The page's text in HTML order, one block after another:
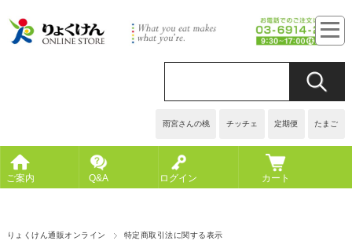
雨宮さんの桃 チッチェ 定期便 たまご
ご案内 Q&A ログイン カート
りょくけん通販オンライン 特定商取引法に関する表示